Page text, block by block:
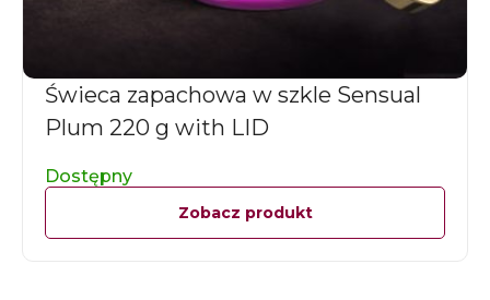
Świeca zapachowa w szkle Sensual
Plum 220 g with LID
Dostępny
Zobacz produkt